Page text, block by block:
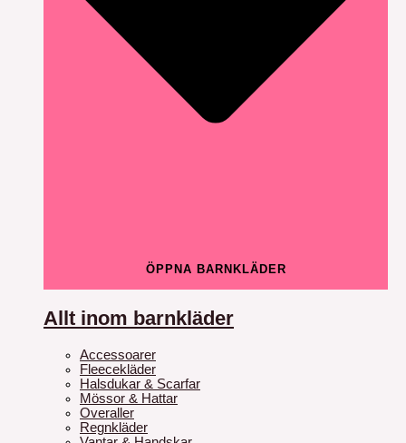
ÖPPNA BARNKLÄDER
Allt inom barnkläder
Accessoarer
Fleecekläder
Halsdukar & Scarfar
Mössor & Hattar
Overaller
Regnkläder